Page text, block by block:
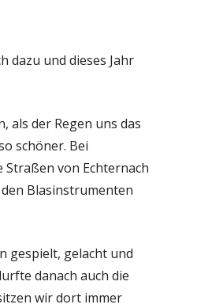
dazu und dieses Jahr
als der Regen uns das
schöner. Bei
von Echternach
Blasinstrumenten
gespielt, gelacht und
danach auch die
wir dort immer